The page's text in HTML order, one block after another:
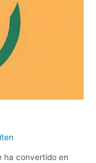
ha convertido en